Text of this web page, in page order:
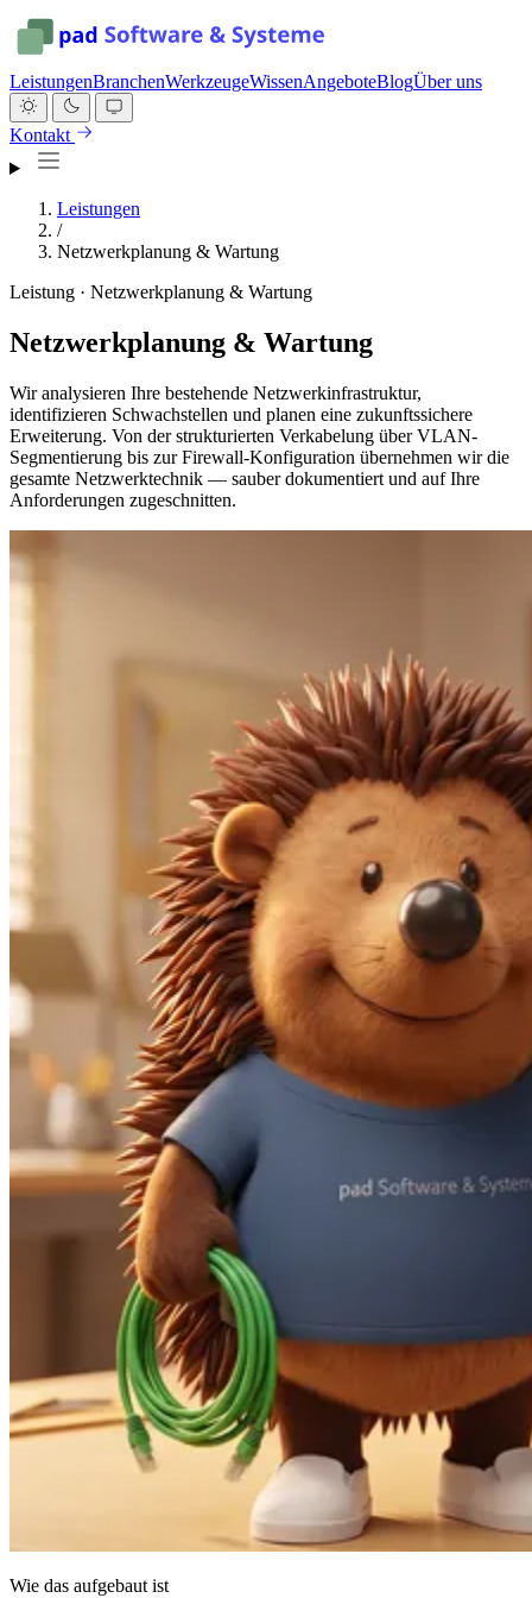
LeistungenBranchenWerkzeugeWissenAngeboteBlogÜber uns
Kontakt
Leistungen
/
Netzwerkplanung & Wartung
Leistung · Netzwerkplanung & Wartung
Netzwerkplanung & Wartung
Wir analysieren Ihre bestehende Netzwerkinfrastruktur,
identifizieren Schwachstellen und planen eine zukunftssichere
Erweiterung. Von der strukturierten Verkabelung über VLAN-
Segmentierung bis zur Firewall-Konfiguration übernehmen wir die
gesamte Netzwerktechnik — sauber dokumentiert und auf Ihre
Anforderungen zugeschnitten.
Wie das aufgebaut ist